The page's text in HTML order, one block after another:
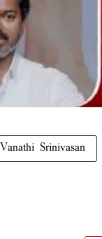
Vanathi Srinivasan